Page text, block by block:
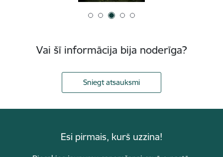
Vai šī informācija bija noderīga?
Sniegt atsauksmi
Esi pirmais, kurš uzzina!